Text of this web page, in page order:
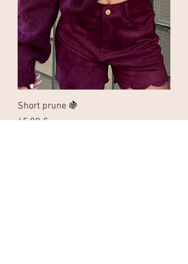
Short prune 🍇
Precio
45,00 €